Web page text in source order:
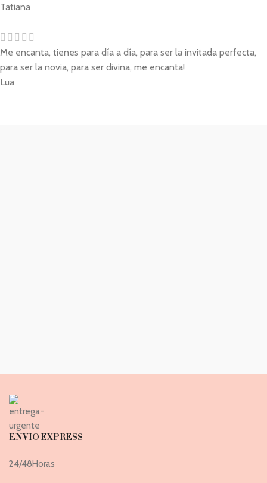
Tatiana
Me encanta, tienes para día a día, para ser la invitada perfecta,
para ser la novia, para ser divina, me encanta!
Lua
ENVIO EXPRESS
24/48Horas